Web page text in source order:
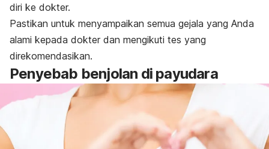
diri ke dokter.
Pastikan untuk menyampaikan semua gejala yang Anda
alami kepada dokter dan mengikuti tes yang
direkomendasikan.
Penyebab benjolan di payudara